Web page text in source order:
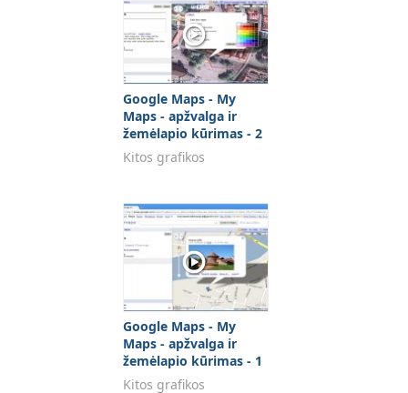
Google Maps - My
Maps - apžvalga ir
žemėlapio kūrimas - 2
DALIS
Kitos grafikos
Google Maps - My
Maps - apžvalga ir
žemėlapio kūrimas - 1
DALIS
Kitos grafikos